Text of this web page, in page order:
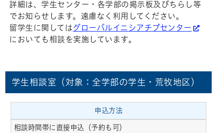
詳細は、学生センター・各学部の掲示板及びちらし等
でお知らせします。遠慮なく利用してください。
留学生に関してはグローバルイニシアチブセンター
においても相談を実施しています。
学生相談室（対象：全学部の学生・荒牧地区）
申込方法
相談時間帯に直接申込（予約も可）